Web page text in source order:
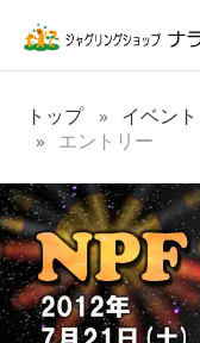
トップ イベント
エントリー